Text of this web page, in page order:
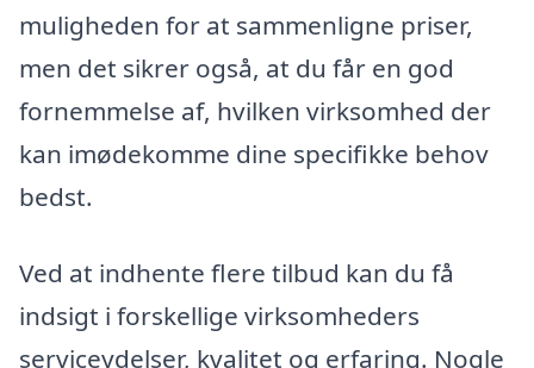
muligheden for at sammenligne priser,
men det sikrer også, at du får en god
fornemmelse af, hvilken virksomhed der
kan imødekomme dine specifikke behov
bedst.
Ved at indhente flere tilbud kan du få
indsigt i forskellige virksomheders
serviceydelser, kvalitet og erfaring. Nogle